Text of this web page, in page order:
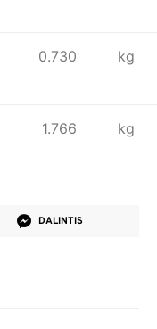
0.730 kg
1.766 kg
DALINTIS